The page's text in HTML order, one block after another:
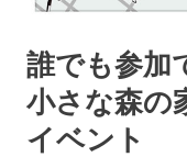
誰でも参加
小さな森の
イベント